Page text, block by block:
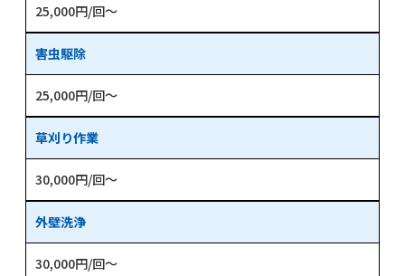
25,000円/回～
害虫駆除
25,000円/回～
草刈り作業
30,000円/回～
外壁洗浄
30,000円/回～